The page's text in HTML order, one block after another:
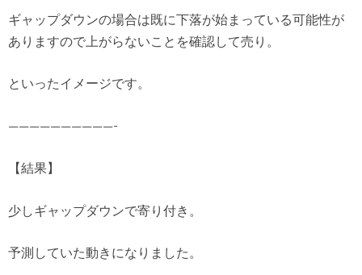
ギャップダウンの場合は既に下落が始まっている可能性が
ありますので上がらないことを確認して売り。
といったイメージです。
——————————-
【結果】
少しギャップダウンで寄り付き。
予測していた動きになりました。